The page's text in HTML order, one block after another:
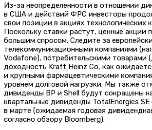
Из-за неопределенности в отношении
в США и действий ФРС инвесторы
свои позиции в акциях технологических
Поскольку ставки растут, ценные акции
большим спросом. Следите за
телекоммуникационными компаниями
Vodafone), потребительскими товарами
доходность Kraft Heinz Co, как
и крупными фармацевтическими
уровнем долговой нагрузки. Мы также
дивиденды BP и Shell будут сокращены
квартальные дивиденды TotalEnergies
в марте (ожидаемая годовая
согласно обзору Bloomberg).